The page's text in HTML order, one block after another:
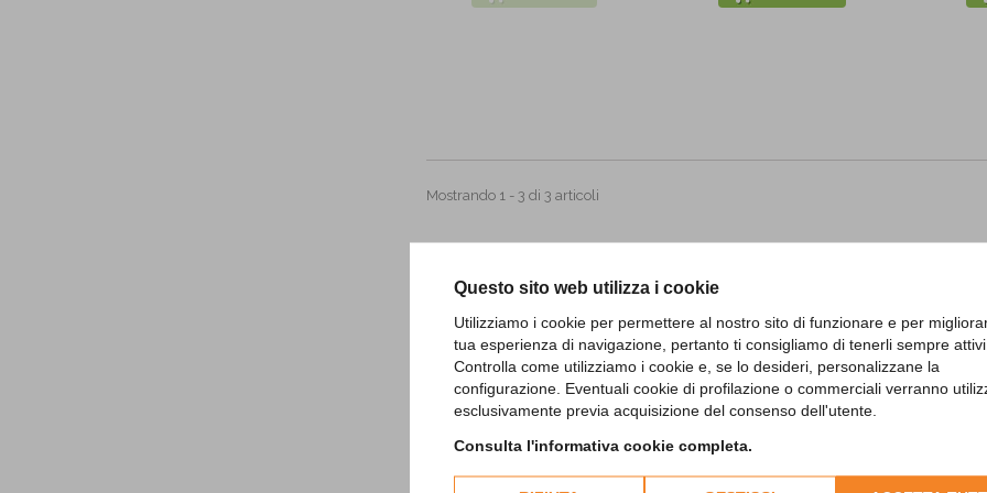
Questo sito web utilizza i cookie
Utilizziamo i cookie per permettere al nostro sito di funzionare e per
tua esperienza di navigazione, pertanto ti consigliamo di tenerli sempre attivi.
Controlla come utilizziamo i cookie e, se lo desideri, personalizzane la
configurazione. Eventuali cookie di profilazione o commerciali verranno
esclusivamente previa acquisizione del consenso dell'utente.
Consulta l'informativa cookie completa.
Mostrando 1 - 3 di 3 articoli